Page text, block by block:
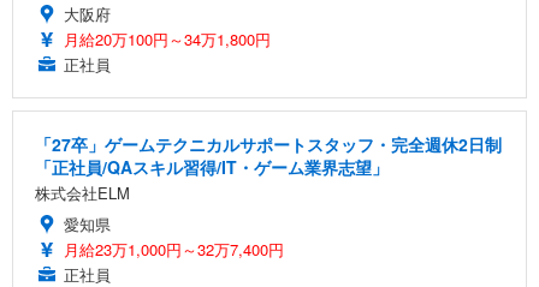
大阪府
月給20万100円～34万1,800円
正社員
「27卒」ゲームテクニカルサポートスタッフ・完全週休2日制
「正社員/QAスキル習得/IT・ゲーム業界志望」
株式会社ELM
愛知県
月給23万1,000円～32万7,400円
正社員